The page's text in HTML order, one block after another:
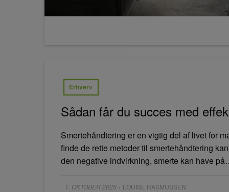
Erhverv
Sådan får du succes med
Smertehåndtering er en vigtig del af livet for
finde de rette metoder til smertehåndtering
den negative indvirkning, smerte kan have
Posted
1. OKTOBER 2025 • LOUISE RASMUSSEN